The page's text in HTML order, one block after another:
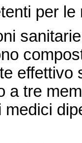
per
sanitarie
effettivo
a tre
medici